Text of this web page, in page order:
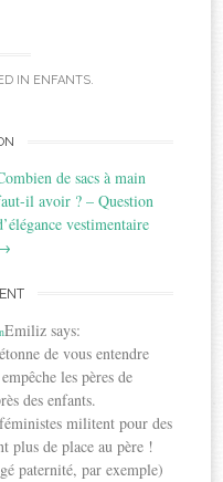
IN ENFANTS.
de sacs à main
il avoir ? – Question
vestimentaire
Emiliz says:
de vous entendre
les pères de
des enfants.
militent pour des
plus de place au père !
paternité, par exemple)